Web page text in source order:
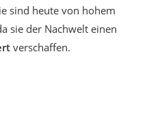
sind heute von hohem
sie der Nachwelt einen
verschaffen.